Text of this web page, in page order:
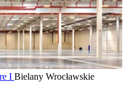
I Bielany Wrocławskie